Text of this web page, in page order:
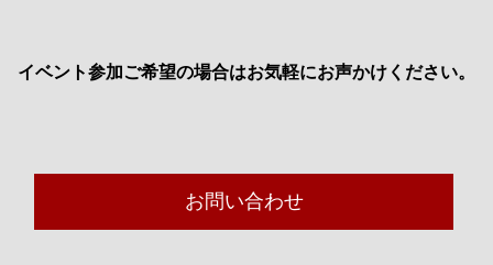
イベント参加ご希望の場合はお気軽にお声かけください。
お問い合わせ